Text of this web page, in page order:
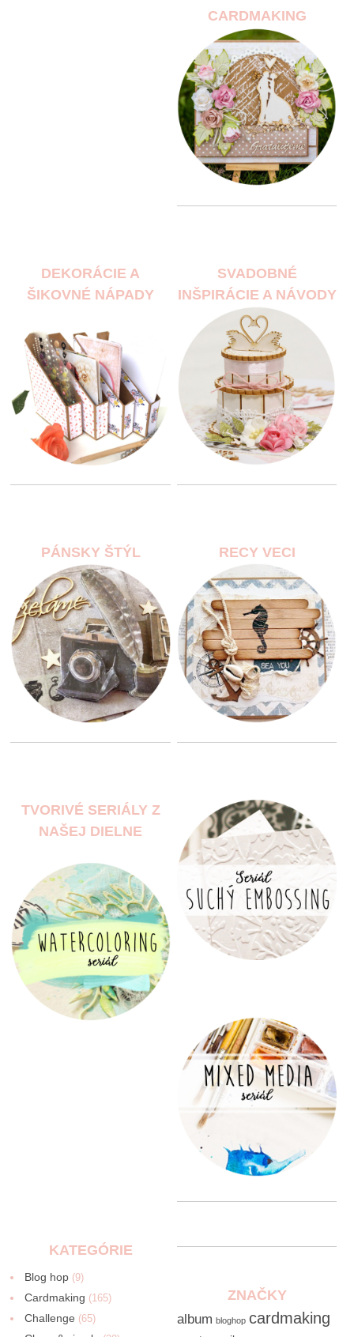
CARDMAKING
DEKORÁCIE A
ŠIKOVNÉ NÁPADY
SVADOBNÉ
INŠPIRÁCIE A NÁVODY
PÁNSKY ŠTÝL RECY VECI
TVORIVÉ SERIÁLY Z
NAŠEJ DIELNE
KATEGÓRIE
Blog hop (9)
Cardmaking (165)
Challenge (65)
ZNAČKY
album bloghop cardmaking